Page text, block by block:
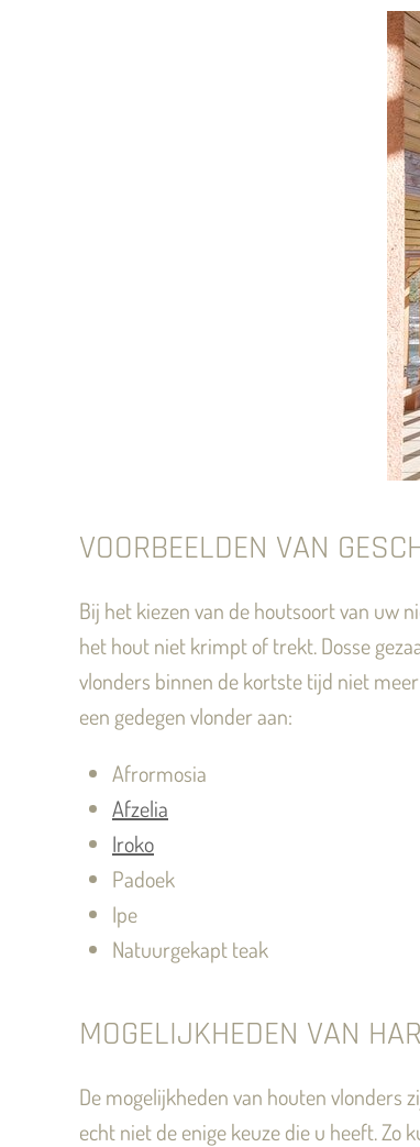
VOORBEELDEN VAN
Bij het kiezen van de houtsoort van uw
het hout niet krimpt of trekt. Dosse
vlonders binnen de kortste tijd niet
een gedegen vlonder aan:
Afrormosia
Afzelia
Iroko
Padoek
Ipe
Natuurgekapt teak
MOGELIJKHEDEN VAN
De mogelijkheden van houten vlonders
echt niet de enige keuze die u heeft. Zo